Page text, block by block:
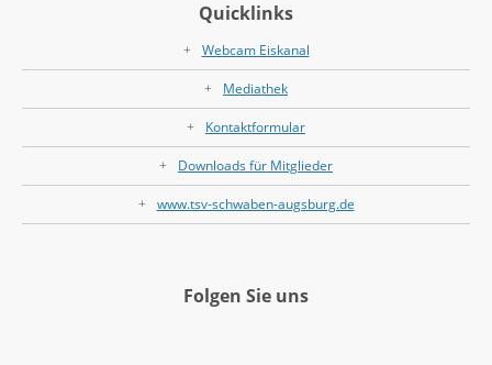
Quicklinks
Webcam Eiskanal
Mediathek
Kontaktformular
Downloads für Mitglieder
www.tsv-schwaben-augsburg.de
Folgen Sie uns